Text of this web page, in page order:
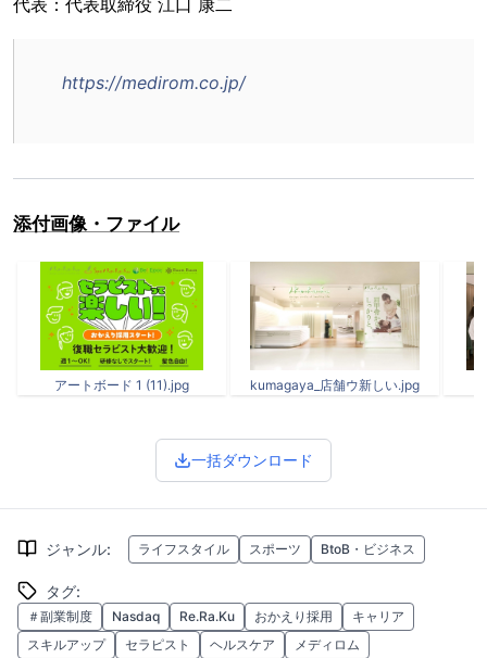
代表：代表取締役 江口 康二
https://medirom.co.jp/
添付画像・ファイル
アートボード 1 (11).jpg kumagaya_店舗ウ新しい.jpg
一括ダウンロード
ジャンル: ライフスタイル スポーツ BtoB・ビジネス
タグ:
＃副業制度 Nasdaq Re.Ra.Ku おかえり採用
キャリア
スキルアップ
セラピスト ヘルスケア
メディロム